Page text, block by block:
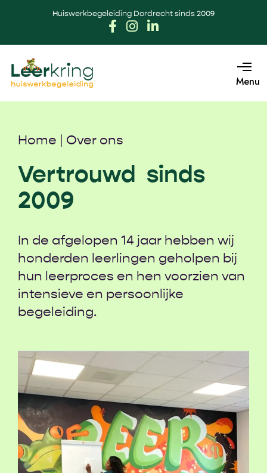
Huiswerkbegeleiding Dordrecht sinds 2009
Menu
Home | Over ons
Vertrouwd sinds
2009
In de afgelopen 14 jaar hebben wij
honderden leerlingen geholpen bij
hun leerproces en hen voorzien van
intensieve en persoonlijke
begeleiding.